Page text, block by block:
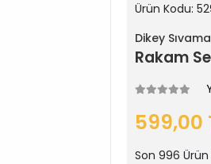
Ürün Kodu:
Dikey
Rakam
599,00
Son 996 Ürün